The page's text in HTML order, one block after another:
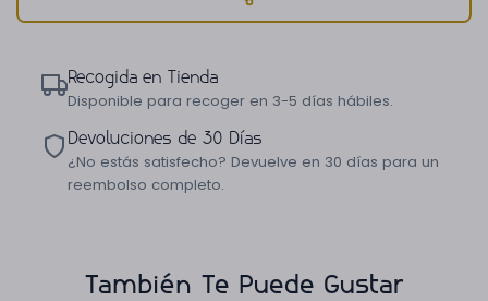
Recogida en Tienda
Disponible para recoger en 3-5 días hábiles.
Devoluciones de 30 Días
¿No estás satisfecho? Devuelve en 30 días para un
reembolso completo.
También Te Puede Gustar